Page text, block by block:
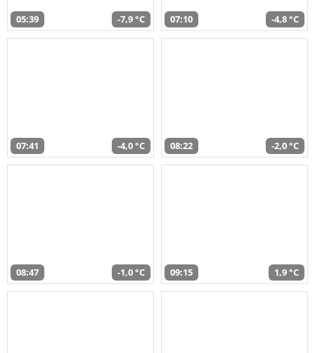
05:39 -7,9 °C 07:10 -4,8 °C
07:41 -4,0 °C 08:22 -2,0 °C
08:47 -1,0 °C 09:15 1,9 °C